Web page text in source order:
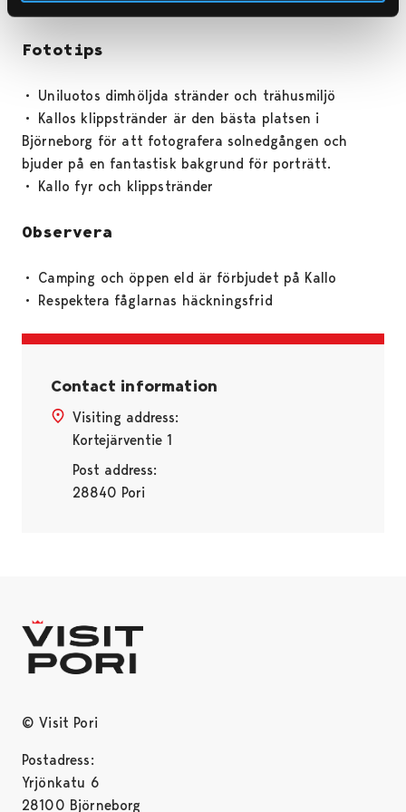
• Kallo fyr och klippstränder
Fototips
• Uniluotos dimhöljda stränder och trähusmiljö
• Kallos klippstränder är den bästa platsen i
Björneborg för att fotografera solnedgången och
bjuder på en fantastisk bakgrund för porträtt.
• Kallo fyr och klippstränder
Observera
• Camping och öppen eld är förbjudet på Kallo
• Respektera fåglarnas häckningsfrid
Contact information
Visiting address:
Kortejärventie 1
Post address:
28840 Pori
© Visit Pori
Postadress:
Yrjönkatu 6
28100 Björneborg